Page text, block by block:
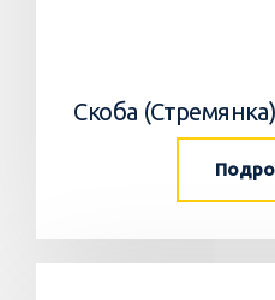
Скоба